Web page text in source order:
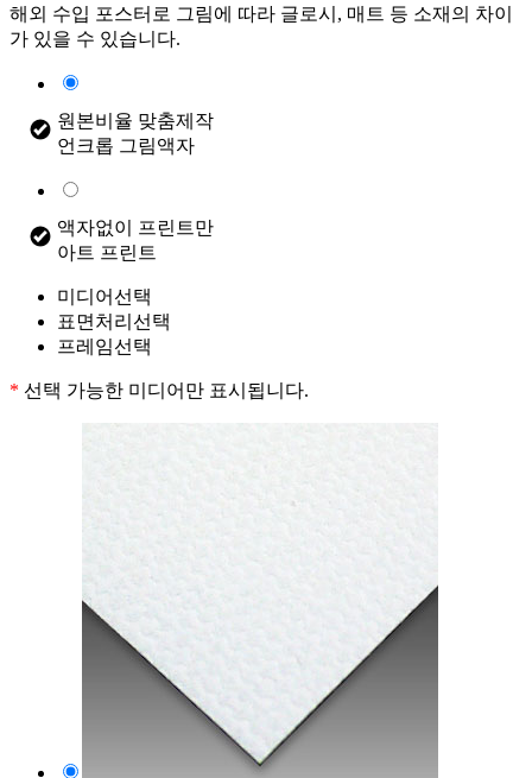
해외 수입 포스터로 그림에 따라 글로시, 매트 등 소재의 차이
가 있을 수 있습니다.
원본비율 맞춤제작
언크롭 그림액자
액자없이 프린트만
아트 프린트
미디어선택
표면처리선택
프레임선택
* 선택 가능한 미디어만 표시됩니다.